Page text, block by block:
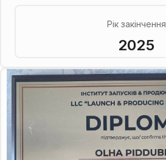
Рік закінчення
2025